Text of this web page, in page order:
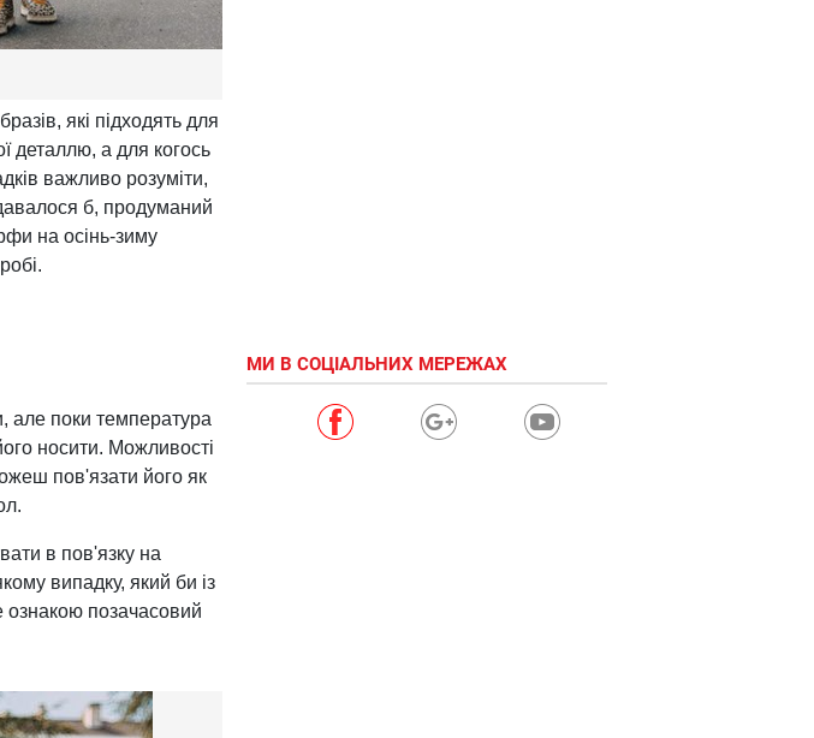
які підходять для
деталлю, а для когось
важливо розуміти,
б, продуманий
на осінь-зиму
але поки температура
носити. Можливості
пов'язати його як
в пов'язку на
випадку, який би із
позачасовий
МИ В СОЦІАЛЬНИХ МЕРЕЖАХ